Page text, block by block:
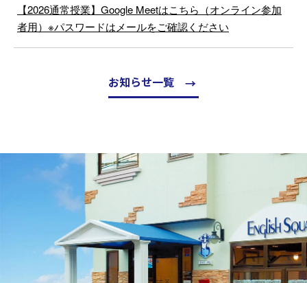
【2026通常授業】Google Meetはこちら（オンライン参加
者用）※パスワードはメールをご確認ください
お知らせ一覧